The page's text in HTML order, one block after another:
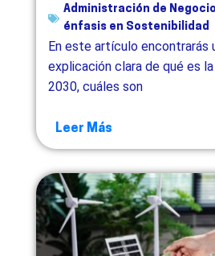
Administración de
énfasis en Sostenibilidad
En este artículo encontrarás
explicación clara de qué es
2030, cuáles son
Leer Más